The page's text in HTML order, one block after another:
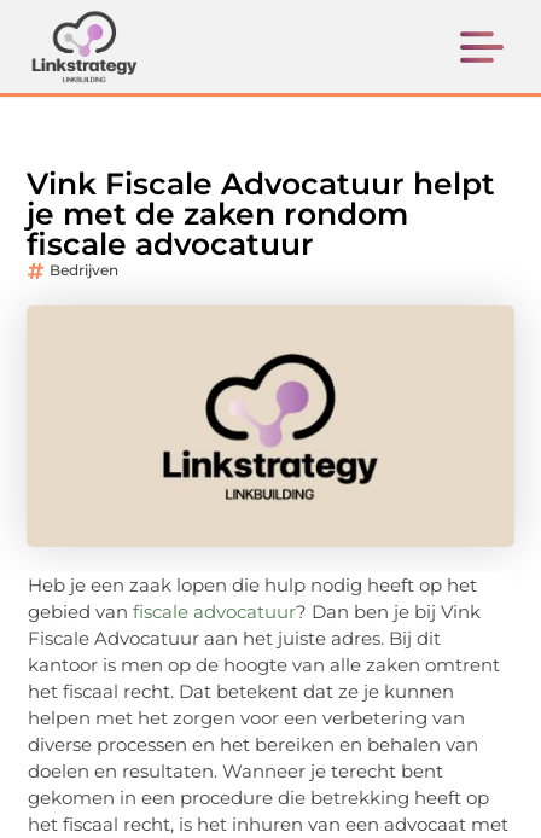
Vink Fiscale Advocatuur helpt
je met de zaken rondom
fiscale advocatuur
Bedrijven
Heb je een zaak lopen die hulp nodig heeft op het
gebied vanfiscale advocatuur? Dan ben je bij Vink
Fiscale Advocatuur aan het juiste adres. Bij dit
kantoor is men op de hoogte van alle zaken omtrent
het fiscaal recht. Dat betekent dat ze je kunnen
helpen met het zorgen voor een verbetering van
diverse processen en het bereiken en behalen van
doelen en resultaten. Wanneer je terecht bent
gekomen in een procedure die betrekking heeft op
het fiscaal recht, is het inhuren van een advocaat met